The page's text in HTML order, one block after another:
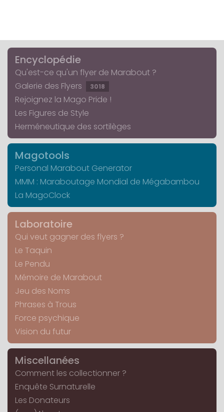
Encyclopédie
Qu'est-ce qu'un flyer de Marabout ?
Galerie des Flyers
3018
Rejoignez la Mago Pride !
Les Figures de Style
Herméneutique des sortilèges
Magotools
Personal Marabout Generator
MMM : Maraboutage Mondial de Mégabambou
La MagoClock
Laboratoire
Qui veut gagner des flyers ?
Le Taquin
Le Pendu
Mémoire de Marabout
Jeu des Noms
Phrases à Trous
Force psychique
Vision du futur
Miscellanées
Comment les collectionner ?
Enquête Surnaturelle
Les Donateurs